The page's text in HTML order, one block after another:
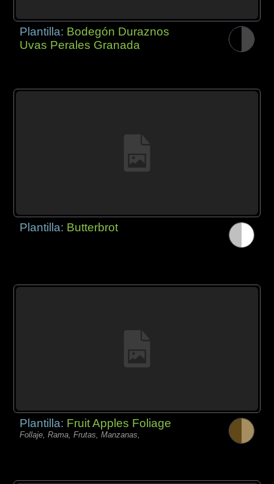
Plantilla: Bodegón Duraznos
Uvas Perales Granada
Plantilla: Butterbrot
Plantilla: Fruit Apples Foliage
Follaje, Rama, Frutas, Manzanas,